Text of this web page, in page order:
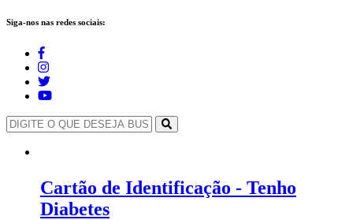
Siga-nos nas redes sociais:
Cartão de Identificação - Tenho
Diabetes